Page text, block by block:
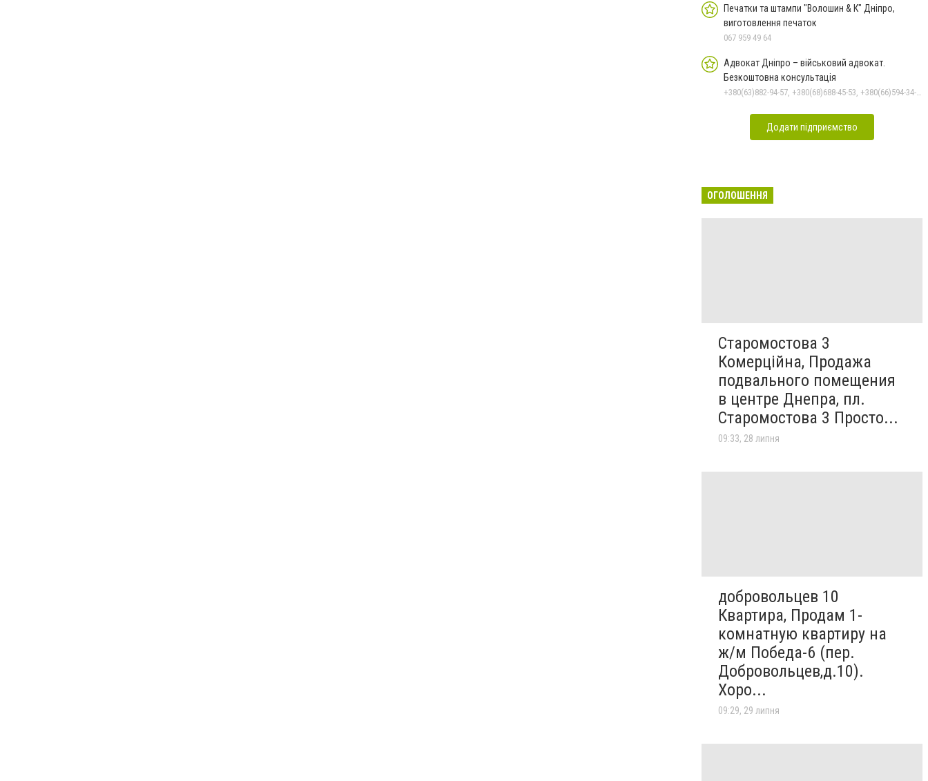
Печатки та штампи "Волошин & К" Дніпро,
виготовлення печаток
067 959 49 64
Адвокат Дніпро – військовий адвокат.
Безкоштовна консультація
Додати підприємство
ОГОЛОШЕННЯ
Старомостова 3
Комерційна, Продажа
подвального помещения
в центре Днепра, пл.
Старомостова 3 Просто...
09:33, 28 липня
добровольцев 10
Квартира, Продам 1-
комнатную квартиру на
ж/м Победа-6 (пер.
Добровольцев,д.10).
Хоро...
09:29, 29 липня